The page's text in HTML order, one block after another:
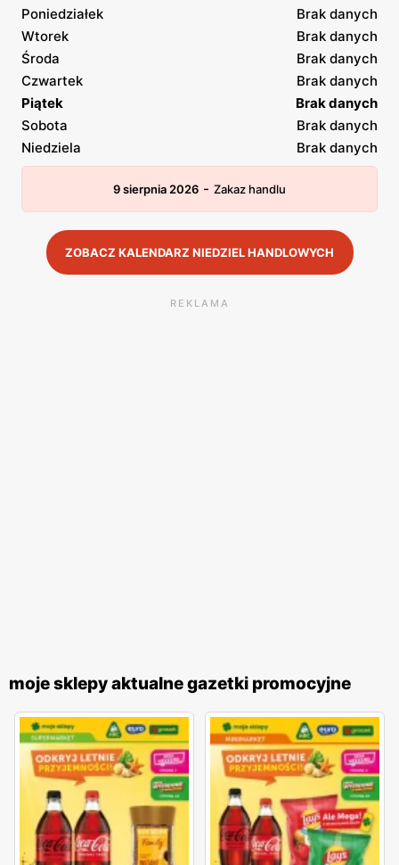
Poniedziałek
Brak danych
Wtorek
Brak danych
Środa
Brak danych
Czwartek
Brak danych
Piątek
Brak danych
Sobota
Brak danych
Niedziela
Brak danych
9 sierpnia 2026 - Zakaz handlu
ZOBACZ KALENDARZ NIEDZIEL HANDLOWYCH
REKLAMA
moje sklepy aktualne gazetki promocyjne